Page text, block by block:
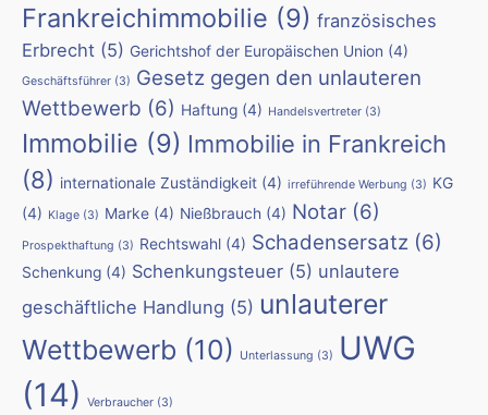
Frankreichimmobilie (9) französisches
Erbrecht (5) Gerichtshof der Europäischen Union (4)
Geschäftsführer (3) Gesetz gegen den unlauteren
Wettbewerb (6) Haftung (4) Handelsvertreter (3)
Immobilie (9) Immobilie in Frankreich
(8) internationale Zuständigkeit (4) irreführende Werbung (3) KG
(4) Klage (3) Marke (4) Nießbrauch (4) Notar (6)
Prospekthaftung (3) Rechtswahl (4) Schadensersatz (6)
Schenkung (4) Schenkungsteuer (5) unlautere
geschäftliche Handlung (5) unlauterer
Wettbewerb (10) Unterlassung (3)
UWG
(14)
Verbraucher (3)